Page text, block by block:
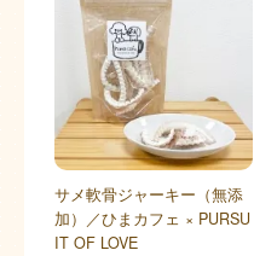
サメ軟骨ジャーキー（無添
加）／ひまカフェ × PURSU
IT OF LOVE